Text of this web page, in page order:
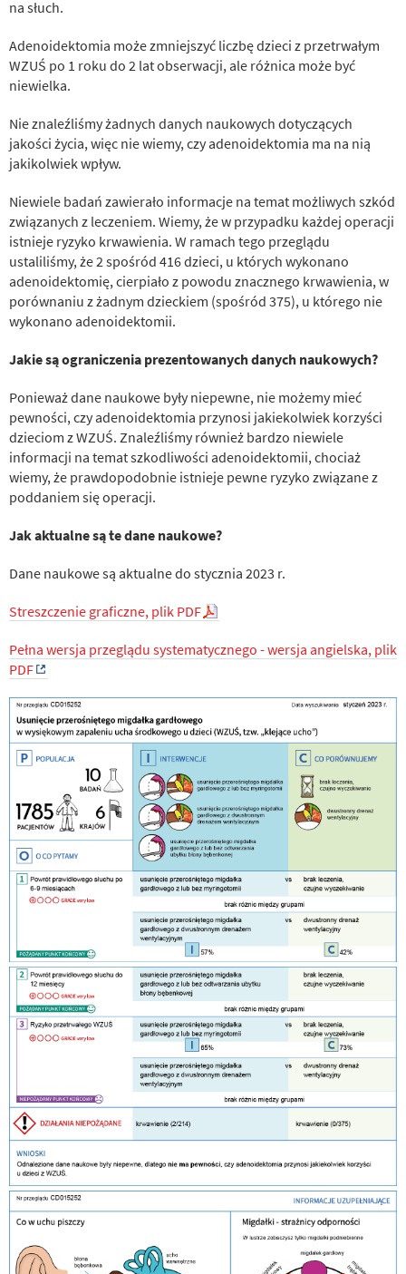
na słuch.
Adenoidektomia może zmniejszyć liczbę dzieci z przetrwałym
WZUŚ po 1 roku do 2 lat obserwacji, ale różnica może być
niewielka.
Nie znaleźliśmy żadnych danych naukowych dotyczących
jakości życia, więc nie wiemy, czy adenoidektomia ma na nią
jakikolwiek wpływ.
Niewiele badań zawierało informacje na temat możliwych szkód
związanych z leczeniem. Wiemy, że w przypadku każdej operacji
istnieje ryzyko krwawienia. W ramach tego przeglądu
ustaliliśmy, że 2 spośród 416 dzieci, u których wykonano
adenoidektomię, cierpiało z powodu znacznego krwawienia, w
porównaniu z żadnym dzieckiem (spośród 375), u którego nie
wykonano adenoidektomii.
Jakie są ograniczenia prezentowanych danych naukowych?
Ponieważ dane naukowe były niepewne, nie możemy mieć
pewności, czy adenoidektomia przynosi jakiekolwiek korzyści
dzieciom z WZUŚ. Znaleźliśmy również bardzo niewiele
informacji na temat szkodliwości adenoidektomii, chociaż
wiemy, że prawdopodobnie istnieje pewne ryzyko związane z
poddaniem się operacji.
Jak aktualne są te dane naukowe?
Dane naukowe są aktualne do stycznia 2023 r.
Streszczenie graficzne, plik PDF
Pełna wersja przeglądu systematycznego - wersja angielska, plik
PDF